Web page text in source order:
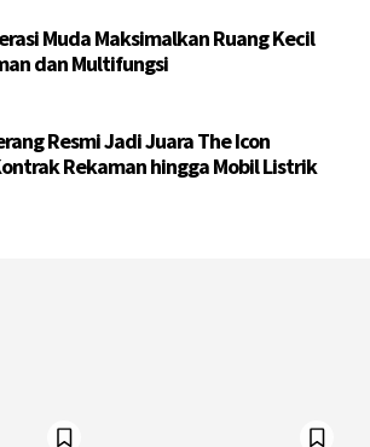
Muda Maksimalkan Ruang Kecil
dan Multifungsi
Resmi Jadi Juara The Icon
Rekaman hingga Mobil Listrik